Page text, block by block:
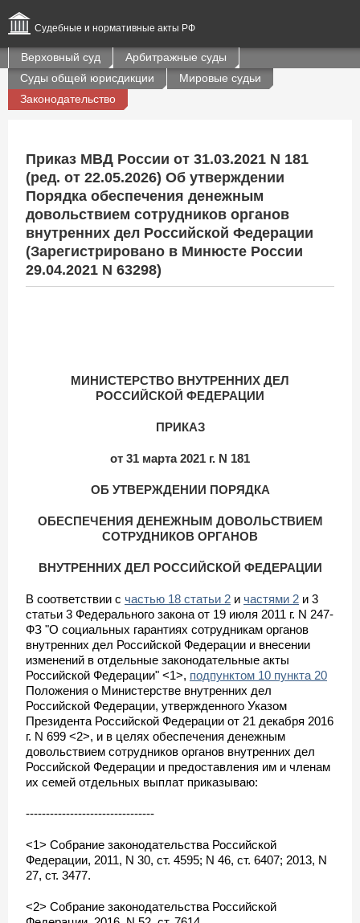
Судебные и нормативные акты РФ
Верховный суд
Арбитражные суды
Суды общей юрисдикции
Мировые судьи
Законодательство
Приказ МВД России от 31.03.2021 N 181
(ред. от 22.05.2026) Об утверждении
Порядка обеспечения денежным
довольствием сотрудников органов
внутренних дел Российской Федерации
(Зарегистрировано в Минюсте России
29.04.2021 N 63298)
МИНИСТЕРСТВО ВНУТРЕННИХ ДЕЛ
РОССИЙСКОЙ ФЕДЕРАЦИИ
ПРИКАЗ
от 31 марта 2021 г. N 181
ОБ УТВЕРЖДЕНИИ ПОРЯДКА
ОБЕСПЕЧЕНИЯ ДЕНЕЖНЫМ ДОВОЛЬСТВИЕМ
СОТРУДНИКОВ ОРГАНОВ
ВНУТРЕННИХ ДЕЛ РОССИЙСКОЙ ФЕДЕРАЦИИ
В соответствии с частью 18 статьи 2 и частями 2 и 3
статьи 3 Федерального закона от 19 июля 2011 г. N 247-
ФЗ "О социальных гарантиях сотрудникам органов
внутренних дел Российской Федерации и внесении
изменений в отдельные законодательные акты
Российской Федерации" <1>, подпунктом 10 пункта 20
Положения о Министерстве внутренних дел
Российской Федерации, утвержденного Указом
Президента Российской Федерации от 21 декабря 2016
г. N 699 <2>, и в целях обеспечения денежным
довольствием сотрудников органов внутренних дел
Российской Федерации и предоставления им и членам
их семей отдельных выплат приказываю:
--------------------------------
<1> Собрание законодательства Российской
Федерации, 2011, N 30, ст. 4595; N 46, ст. 6407; 2013, N
27, ст. 3477.
<2> Собрание законодательства Российской